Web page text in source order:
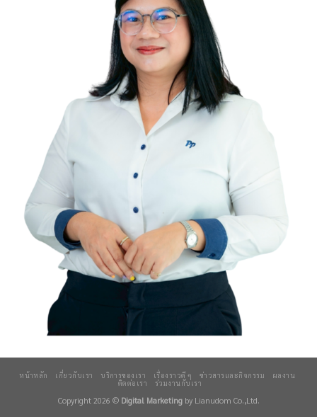
หน้าหลัก เกี่ยวกับเรา บริการของเรา เรื่องราวดี ๆ ข่าวสารและกิจกรรม
ผลงาน
ติดต่อเรา
ร่วมงานกับเรา
Copyright 2026 © Digital Marketingby Lianudom Co.,Ltd.